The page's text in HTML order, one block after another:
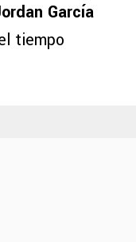
García
tiempo